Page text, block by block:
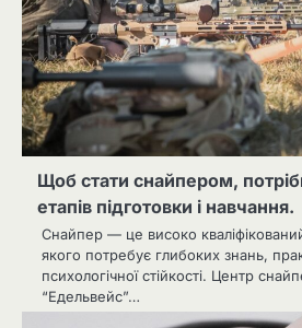
Щоб стати снайпером,
етапів підготовки і навчання.
Снайпер — це високо
якого потребує глибоких знань,
психологічної стійкості. Центр
“Едельвейс”…